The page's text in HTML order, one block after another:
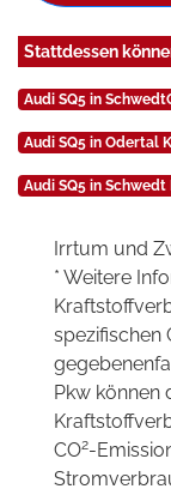
Stattdessen
Audi SQ5 in
Audi SQ5 in Odertal
Audi SQ5 in
Irrtum und
* Weitere
spezifischen
Pkw können
CO2-